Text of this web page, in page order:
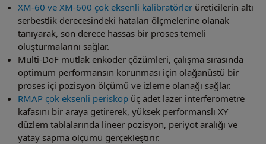
XM-60 ve XM-600 çok eksenli kalibratörler üreticilerin altı
serbestlik derecesindeki hataları ölçmelerine olanak
tanıyarak, son derece hassas bir proses temeli
oluşturmalarını sağlar.
Multi-DoF mutlak enkoder çözümleri, çalışma sırasında
optimum performansın korunması için olağanüstü bir
proses içi pozisyon ölçümü ve izleme olanağı sağlar.
RMAP çok eksenli periskop üç adet lazer interferometre
kafasını bir araya getirerek, yüksek performanslı XY
düzlem tablalarında lineer pozisyon, periyot aralığı ve
yatay sapma ölçümü gerçekleştirir.